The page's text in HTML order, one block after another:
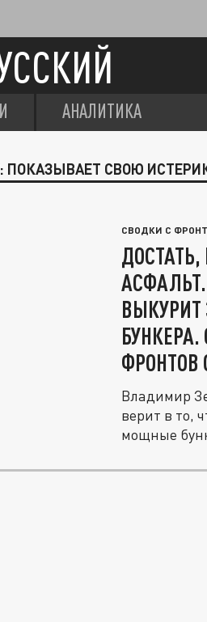
АНАЛИТИКА
ПОКАЗЫВАЕТ СВОЮ
СВОДКИ С
ВЫКУРИТ
ФРОНТОВ
Владимир
верит в то,
мощные